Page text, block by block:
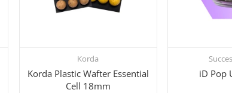
Schnellkauf
Korda
Korda Plastic Wafter Essential
Cell 18mm
iD Pop